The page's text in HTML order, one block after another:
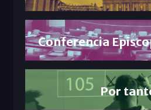
Conferencia
Por